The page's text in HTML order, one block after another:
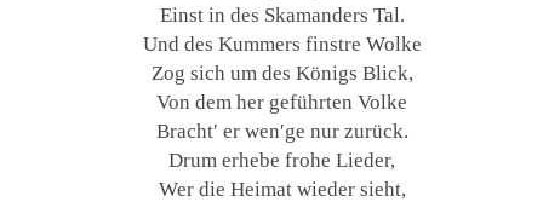
Einst in des Skamanders Tal.
Und des Kummers finstre Wolke
Zog sich um des Königs Blick,
Von dem her geführten Volke
Bracht′ er wen′ge nur zurück.
Drum erhebe frohe Lieder,
Wer die Heimat wieder sieht,